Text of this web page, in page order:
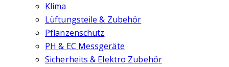
Klima
Lüftungsteile & Zubehör
Pflanzenschutz
PH & EC Messgeräte
Sicherheits & Elektro Zubehör